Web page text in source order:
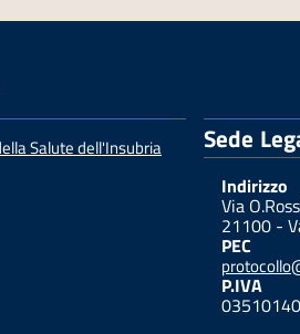
Sede
Indirizzo
Via
21100 -
PEC
P.IVA